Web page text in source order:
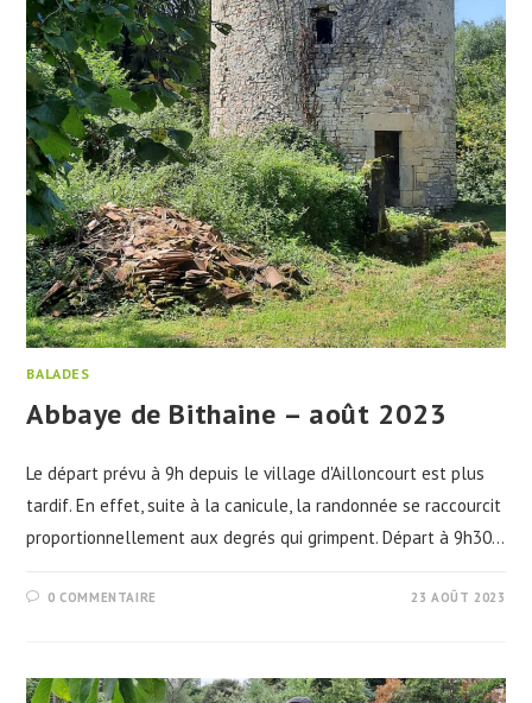
BALADES
Abbaye de Bithaine – août 2023
Le départ prévu à 9h depuis le village d'Ailloncourt est plus
tardif. En effet, suite à la canicule, la randonnée se raccourcit
proportionnellement aux degrés qui grimpent. Départ à 9h30…
0 COMMENTAIRE 23 AOÛT 2023